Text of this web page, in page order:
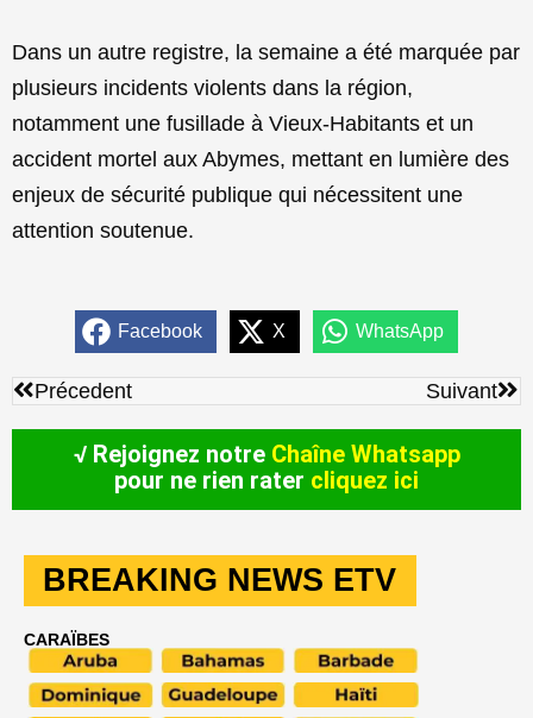
Dans un autre registre, la semaine a été marquée par
plusieurs incidents violents dans la région,
notamment une fusillade à Vieux-Habitants et un
accident mortel aux Abymes, mettant en lumière des
enjeux de sécurité publique qui nécessitent une
attention soutenue.
Facebook X WhatsApp
Précédent
Précedent Suivant
√ Rejoignez notre Chaîne Whatsapp
pour ne rien rater cliquez ici
BREAKING NEWS ETV
CARAÏBES